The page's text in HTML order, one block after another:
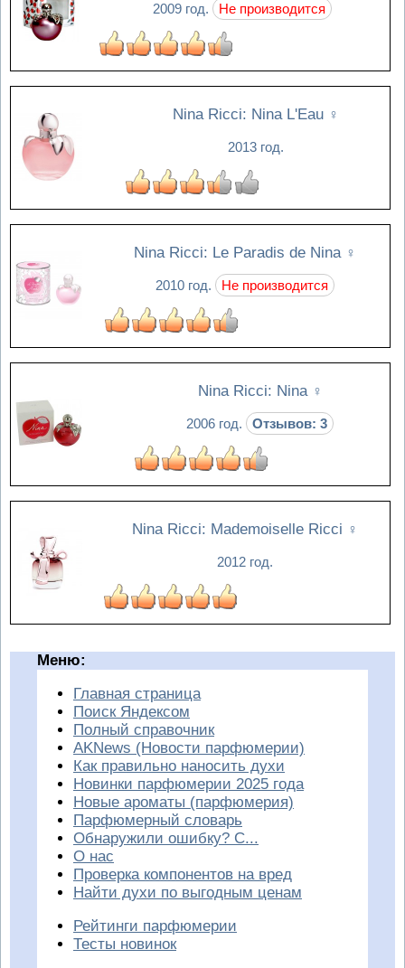
2009 год. Не производится
Nina Ricci: Nina L'Eau ♀
2013 год.
Nina Ricci: Le Paradis de Nina ♀
2010 год. Не производится
Nina Ricci: Nina ♀
2006 год. Отзывов: 3
Nina Ricci: Mademoiselle Ricci ♀
2012 год.
Меню:
Главная страница
Поиск Яндексом
Полный справочник
AKNews (Новости парфюмерии)
Как правильно наносить духи
Новинки парфюмерии 2025 года
Новые ароматы (парфюмерия)
Парфюмерный словарь
Обнаружили ошибку? С...
О нас
Проверка компонентов на вред
Найти духи по выгодным ценам
Рейтинги парфюмерии
Тесты новинок